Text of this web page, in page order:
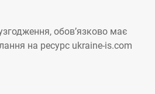
обов’язково має
на ресурс ukraine-is.com